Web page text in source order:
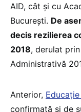
AID, cât și cu
București. De
decis rezilierea
2018, derulat
Administrativă
Anterior,
confirmată și de